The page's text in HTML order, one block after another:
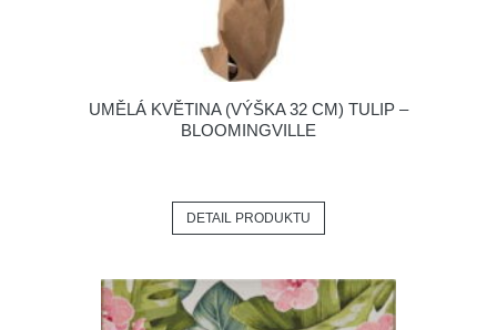
UMĚLÁ KVĚTINA (VÝŠKA 32 CM) TULIP –
BLOOMINGVILLE
DETAIL PRODUKTU